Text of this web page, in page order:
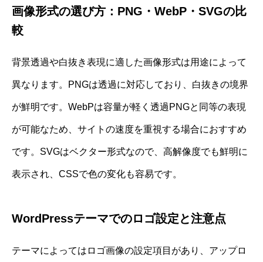
画像形式の選び方：PNG・WebP・SVGの比
較
背景透過や白抜き表現に適した画像形式は用途によって
異なります。PNGは透過に対応しており、白抜きの境界
が鮮明です。WebPは容量が軽く透過PNGと同等の表現
が可能なため、サイトの速度を重視する場合におすすめ
です。SVGはベクター形式なので、高解像度でも鮮明に
表示され、CSSで色の変化も容易です。
WordPressテーマでのロゴ設定と注意点
テーマによってはロゴ画像の設定項目があり、アップロ